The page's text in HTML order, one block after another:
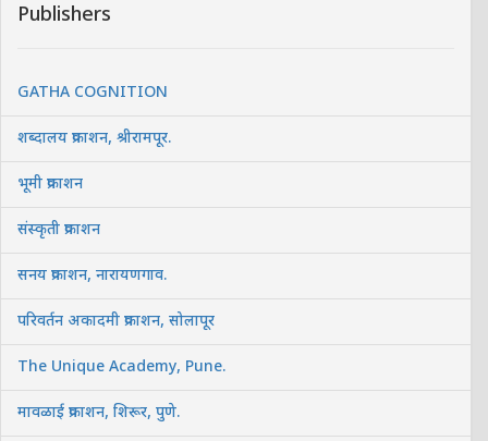
Publishers
GATHA COGNITION
शब्दालय प्रकाशन, श्रीरामपूर.
भूमी प्रकाशन
संस्कृती प्रकाशन
सनय प्रकाशन, नारायणगाव.
परिवर्तन अकादमी प्रकाशन, सोलापूर
The Unique Academy, Pune.
मावळाई प्रकाशन, शिरूर, पुणे.